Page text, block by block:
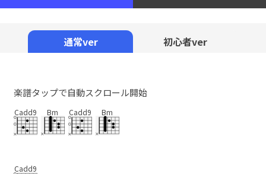
通常ver 初心者ver
楽譜タップで自動スクロール開始
Cadd9 Bm Cadd9 Bm
Cadd9